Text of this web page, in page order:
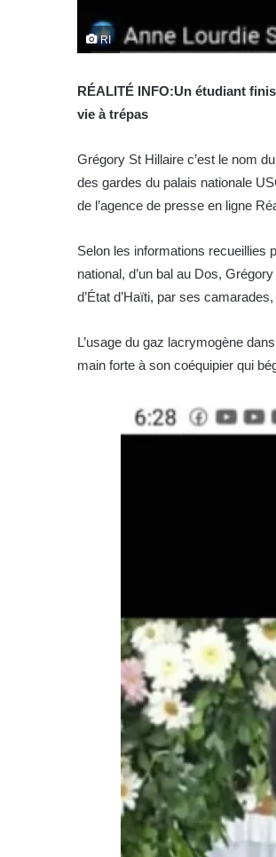
RI
RÉALITÉ INFO:Un étudiant
vie à trépas
Grégory St Hillaire c’est le nom
des gardes du palais nationale
de l’agence de presse en ligne
Selon les informations recueillies
national, d’un bal au Dos,
d’État d’Haïti, par ses
L’usage du gaz lacrymogène
main forte à son coéquipier qui